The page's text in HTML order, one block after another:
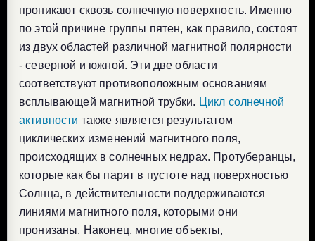
проникают сквозь солнечную поверхность. Именно
по этой причине группы пятен, как правило, состоят
из двух областей различной магнитной полярности
- северной и южной. Эти две области
соответствуют противоположным основаниям
всплывающей магнитной трубки. Цикл солнечной
активности также является результатом
циклических изменений магнитного поля,
происходящих в солнечных недрах. Протуберанцы,
которые как бы парят в пустоте над поверхностью
Солнца, в действительности поддерживаются
линиями магнитного поля, которыми они
пронизаны. Наконец, многие объекты,